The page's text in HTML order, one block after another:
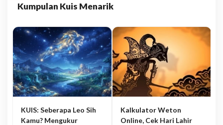
Kumpulan Kuis Menarik
KUIS: Seberapa Leo Sih
Kamu? Mengukur
Kalkulator Weton
Online, Cek Hari Lahir